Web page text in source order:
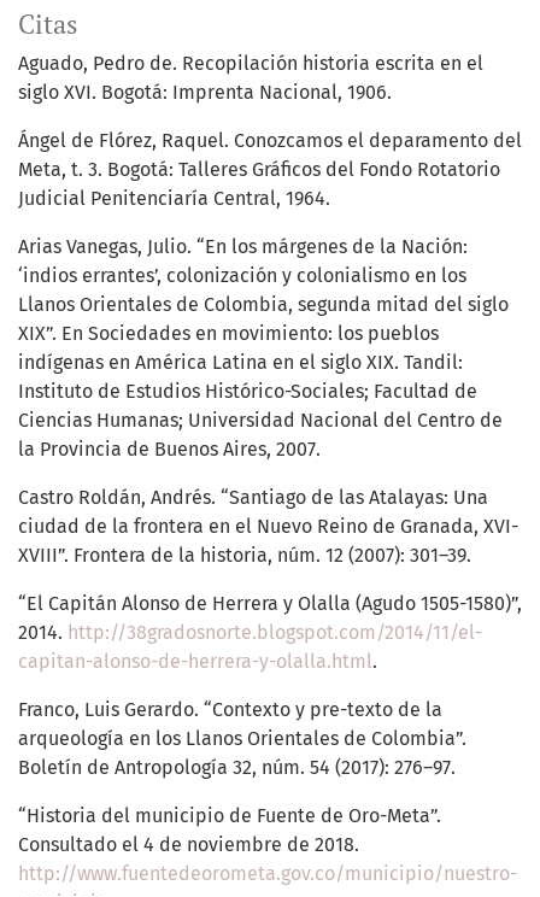
Citas
Aguado, Pedro de. Recopilación historia escrita en el
siglo XVI. Bogotá: Imprenta Nacional, 1906.
Ángel de Flórez, Raquel. Conozcamos el deparamento del
Meta, t. 3. Bogotá: Talleres Gráficos del Fondo Rotatorio
Judicial Penitenciaría Central, 1964.
Arias Vanegas, Julio. “En los márgenes de la Nación:
‘indios errantes’, colonización y colonialismo en los
Llanos Orientales de Colombia, segunda mitad del siglo
XIX”. En Sociedades en movimiento: los pueblos
indígenas en América Latina en el siglo XIX. Tandil:
Instituto de Estudios Histórico-Sociales; Facultad de
Ciencias Humanas; Universidad Nacional del Centro de
la Provincia de Buenos Aires, 2007.
Castro Roldán, Andrés. “Santiago de las Atalayas: Una
ciudad de la frontera en el Nuevo Reino de Granada, XVI-
XVIII”. Frontera de la historia, núm. 12 (2007): 301–39.
“El Capitán Alonso de Herrera y Olalla (Agudo 1505-1580)”,
2014. http://38gradosnorte.blogspot.com/2014/11/el-
capitan-alonso-de-herrera-y-olalla.html.
Franco, Luis Gerardo. “Contexto y pre-texto de la
arqueología en los Llanos Orientales de Colombia”.
Boletín de Antropología 32, núm. 54 (2017): 276–97.
“Historia del municipio de Fuente de Oro-Meta”.
Consultado el 4 de noviembre de 2018.
http://www.fuentedeorometa.gov.co/municipio/nuestro-